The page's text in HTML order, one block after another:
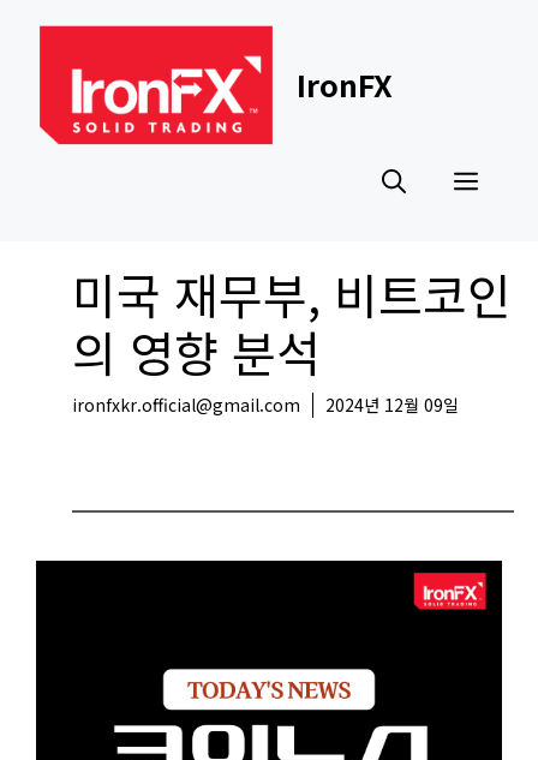
content
IronFX
미국 재무부, 비트코인
의 영향 분석
ironfxkr.official@gmail.com 2024년 12월 09일